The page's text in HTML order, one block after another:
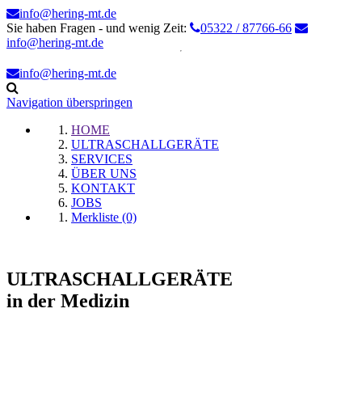
info@hering-mt.de
Sie haben Fragen - und wenig Zeit:
05322 / 87766-66
info@hering-mt.de
info@hering-mt.de
Navigation überspringen
HOME
ULTRASCHALLGERÄTE
SERVICES
ÜBER UNS
KONTAKT
JOBS
Merkliste (0)
ULTRASCHALLGERÄTE
in der Medizin